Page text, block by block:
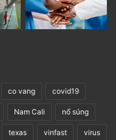
co vang covid19
Nam Cali nổ súng
texas vinfast virus